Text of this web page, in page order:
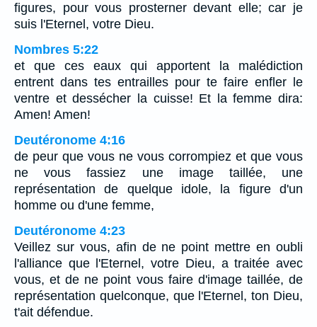
figures, pour vous prosterner devant elle; car je
suis l'Eternel, votre Dieu.
Nombres 5:22
et que ces eaux qui apportent la malédiction
entrent dans tes entrailles pour te faire enfler le
ventre et dessécher la cuisse! Et la femme dira:
Amen! Amen!
Deutéronome 4:16
de peur que vous ne vous corrompiez et que vous
ne vous fassiez une image taillée, une
représentation de quelque idole, la figure d'un
homme ou d'une femme,
Deutéronome 4:23
Veillez sur vous, afin de ne point mettre en oubli
l'alliance que l'Eternel, votre Dieu, a traitée avec
vous, et de ne point vous faire d'image taillée, de
représentation quelconque, que l'Eternel, ton Dieu,
t'ait défendue.